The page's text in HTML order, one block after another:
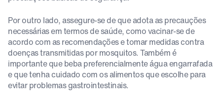
Por outro lado, assegure-se de que adota as precauções
necessárias em termos de saúde, como vacinar-se de
acordo com as recomendações e tomar medidas contra
doenças transmitidas por mosquitos. Também é
importante que beba preferencialmente água engarrafada
e que tenha cuidado com os alimentos que escolhe para
evitar problemas gastrointestinais.